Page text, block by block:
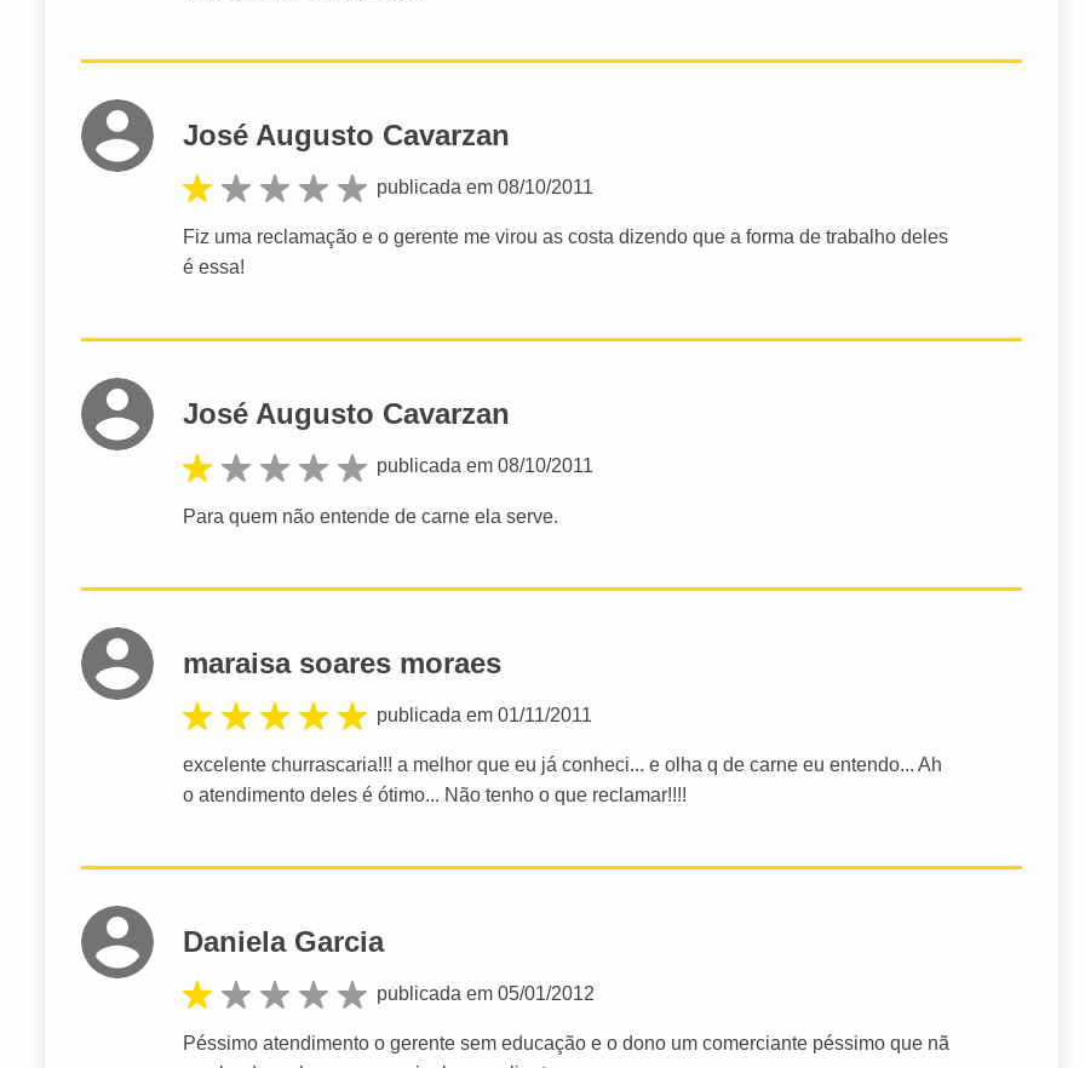
José Augusto Cavarzan
publicada em 08/10/2011
Fiz uma reclamação e o gerente me virou as costa dizendo que a forma de trabalho deles
é essa!
José Augusto Cavarzan
publicada em 08/10/2011
Para quem não entende de carne ela serve.
maraisa soares moraes
publicada em 01/11/2011
excelente churrascaria!!! a melhor que eu já conheci... e olha q de carne eu entendo... Ah
o atendimento deles é ótimo... Não tenho o que reclamar!!!!
Daniela Garcia
publicada em 05/01/2012
Péssimo atendimento o gerente sem educação e o dono um comerciante péssimo que nã